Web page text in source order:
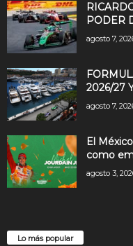
PODER
agosto 7,
2026/27
agosto 7,
El
como
agosto 3,
Lo más popular